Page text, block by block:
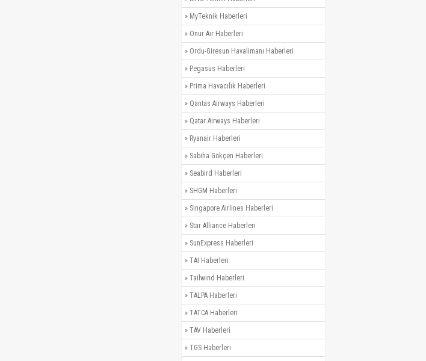
» MyTeknik Haberleri
» Onur Air Haberleri
» Ordu-Giresun Havalimanı Haberleri
» Pegasus Haberleri
» Prima Havacılık Haberleri
» Qantas Airways Haberleri
» Qatar Airways Haberleri
» Ryanair Haberleri
» Sabiha Gökçen Haberleri
» Seabird Haberleri
» SHGM Haberleri
» Singapore Airlines Haberleri
» Star Alliance Haberleri
» SunExpress Haberleri
» TAI Haberleri
» Tailwind Haberleri
» TALPA Haberleri
» TATCA Haberleri
» TAV Haberleri
» TGS Haberleri